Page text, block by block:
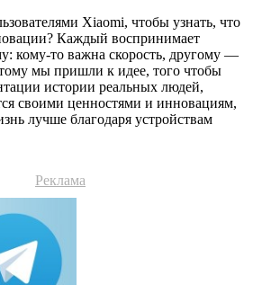
Xiaomi, чтобы узнать, что
Каждый воспринимает
кому-то важна скорость, другому —
мы пришли к идее, того чтобы
истории реальных людей,
своими ценностями и инновациям,
лучше благодаря устройствам
Реклама